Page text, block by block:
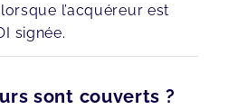
l’acquéreur est
signée.
sont couverts ?